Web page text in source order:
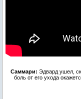
Саммари: Эдвард ушел,
боль от его ухода